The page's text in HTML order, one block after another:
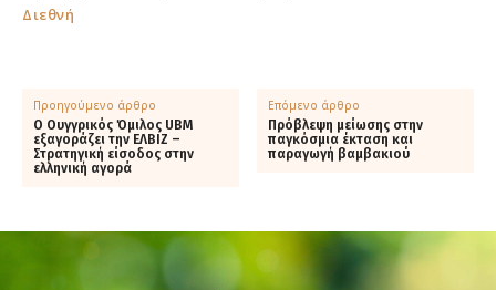
Διεθνή
Προηγούμενο άρθρο
Ο Ουγγρικός Όμιλος UBM
εξαγοράζει την ΕΛΒΙΖ –
Στρατηγική είσοδος στην
ελληνική αγορά
Επόμενο άρθρο
Πρόβλεψη μείωσης στην
παγκόσμια έκταση και
παραγωγή βαμβακιού